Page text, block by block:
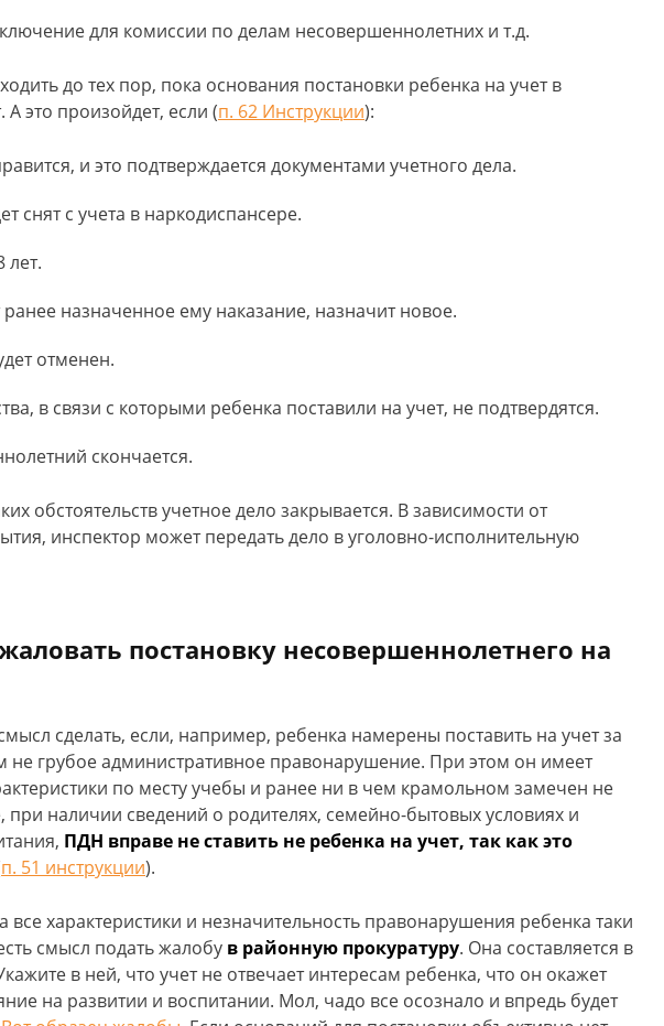
для комиссии по делам несовершеннолетних и т.д.
до тех пор, пока основания постановки ребенка на учет в
А это произойдет, если (п. 62 Инструкции):
и это подтверждается документами учетного дела.
снят с учета в наркодиспансере.
лет.
назначенное ему наказание, назначит новое.
отменен.
в связи с которыми ребенка поставили на учет, не подтвердятся.
скончается.
обстоятельств учетное дело закрывается. В зависимости от
инспектор может передать дело в уголовно-исполнительную
постановку несовершеннолетнего на
сделать, если, например, ребенка намерены поставить на учет за
не грубое административное правонарушение. При этом он имеет
по месту учебы и ранее ни в чем крамольном замечен не
при наличии сведений о родителях, семейно-бытовых условиях и
ПДН вправе не ставить не ребенка на учет, так как это
п. 51 инструкции).
все характеристики и незначительность правонарушения ребенка таки
смысл подать жалобу в районную прокуратуру. Она составляется в
в ней, что учет не отвечает интересам ребенка, что он окажет
на развитии и воспитании. Мол, чадо все осознало и впредь будет